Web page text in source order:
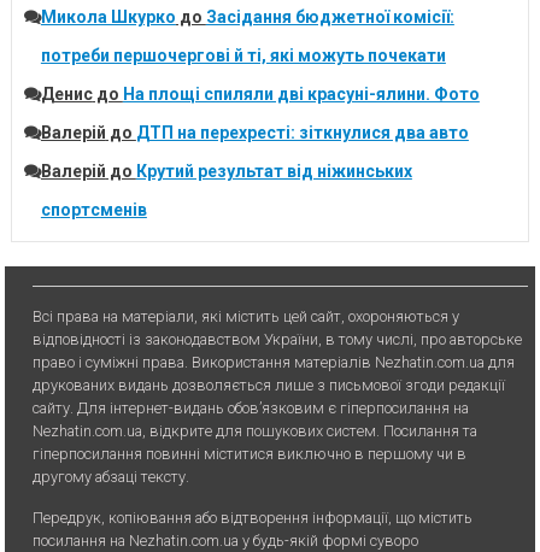
Микола Шкурко до Засідання бюджетної комісії:
потреби першочергові й ті, які можуть почекати
Денисдо На площі спиляли дві красуні-ялини. Фото
Валерій до ДТП на перехресті: зіткнулися два авто
Валерій до Крутий результат від ніжинських
спортсменів
Всі права на матеріали, які містить цей сайт, охороняються у
відповідності із законодавством України, в тому числі, про авторське
право і суміжні права. Використання матерiалiв Nezhatin.com.ua для
друкованих видань дозволяється лише з письмової згоди редакції
сайту. Для iнтернет-видань обов’язковим є гiперпосилання на
Nezhatin.com.ua, відкрите для пошукових систем. Посилання та
гіперпосилання повинні міститися виключно в першому чи в
другому абзаці тексту.
Передрук, копiювання або вiдтворення iнформацiї, що мiстить
посилання на Nezhatin.com.ua у будь-якiй формi суворо